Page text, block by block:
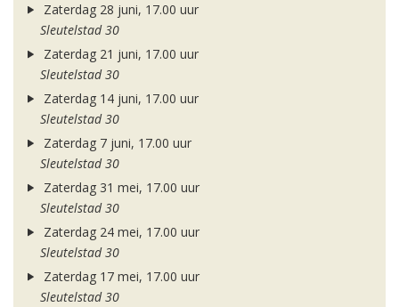
Zaterdag 28 juni, 17.00 uur
Sleutelstad 30
Zaterdag 21 juni, 17.00 uur
Sleutelstad 30
Zaterdag 14 juni, 17.00 uur
Sleutelstad 30
Zaterdag 7 juni, 17.00 uur
Sleutelstad 30
Zaterdag 31 mei, 17.00 uur
Sleutelstad 30
Zaterdag 24 mei, 17.00 uur
Sleutelstad 30
Zaterdag 17 mei, 17.00 uur
Sleutelstad 30